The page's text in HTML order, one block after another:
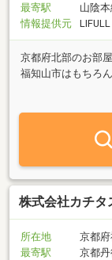
最寄駅
山陰
情報提供元
京都府北部のお部
福知山市はもちろ
可能です。ご家族
株式会社カチタ
所在地
京都
最寄駅
京都